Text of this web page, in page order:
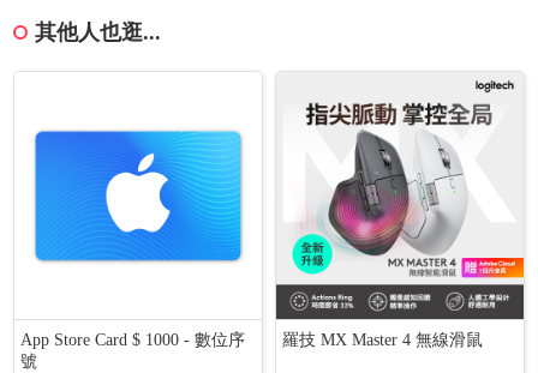
其他人也逛...
App Store Card $ 1000 - 數位序
號
羅技 MX Master 4 無線滑鼠